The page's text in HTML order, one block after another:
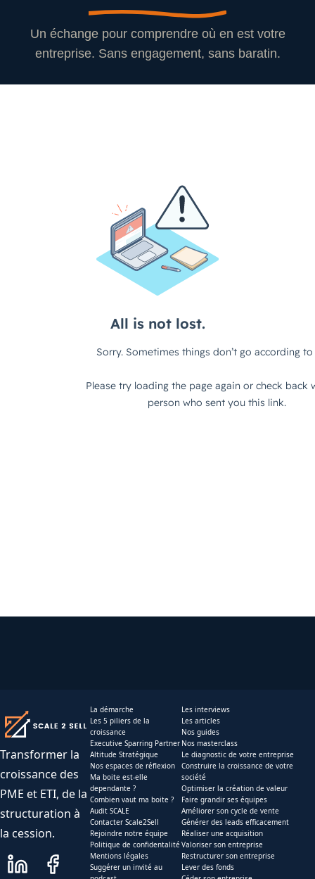
Un échange pour comprendre où en est votre
entreprise. Sans engagement, sans baratin.
Transformer la
croissance des
PME et ETI, de la
structuration à
la cession.
La démarche
Les 5 piliers de la
croissance
Executive Sparring Partner
Altitude Stratégique
Nos espaces de réflexion
Ma boite est-elle
dependante ?
Combien vaut ma boite ?
Audit SCALE
Contacter Scale2Sell
Rejoindre notre équipe
Politique de confidentalité
Mentions légales
Suggérer un invité au
Les interviews
Les articles
Nos guides
Nos masterclass
Le diagnostic de votre entreprise
Construire la croissance de votre
société
Optimiser la création de valeur
Faire grandir ses équipes
Améliorer son cycle de vente
Générer des leads efficacement
Réaliser une acquisition
Valoriser son entreprise
Restructurer son entreprise
Lever des fonds